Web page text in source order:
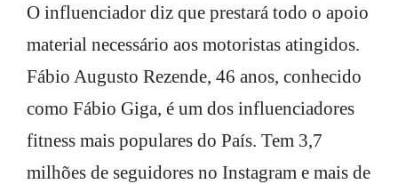
O influenciador diz que prestará todo o apoio
material necessário aos motoristas atingidos.
Fábio Augusto Rezende, 46 anos, conhecido
como Fábio Giga, é um dos influenciadores
fitness mais populares do País. Tem 3,7
milhões de seguidores no Instagram e mais de